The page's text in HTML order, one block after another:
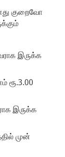
குறைவோ
இருக்க
ரூ.3.00
இருக்க
முன்